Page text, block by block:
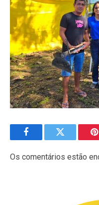
FacebookTwitter
Os comentários estão